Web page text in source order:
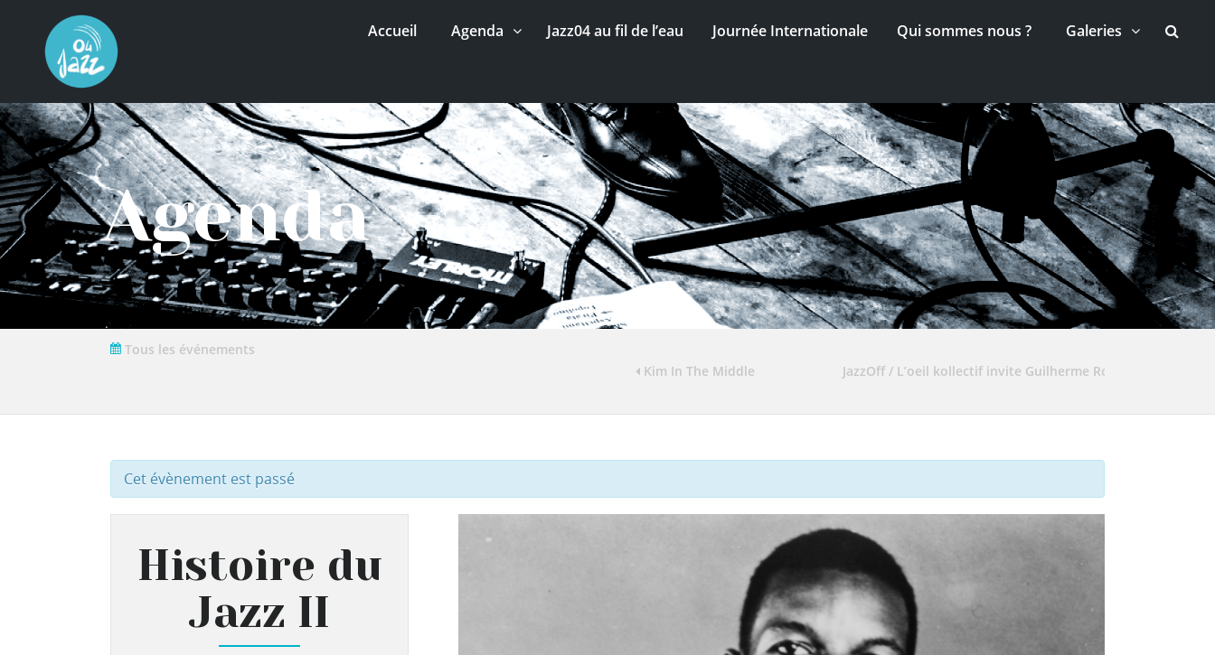
Accueil Agenda Jazz04 au fil de l’eau Journée Internationale Qui sommes nous ? Galeries
Agenda
Tous les événements
Kim In The Middle
JazzOff / L’oeil kollectif invite Guilherme Rodrigues &
Cet évènement est passé
Histoire du
Jazz II